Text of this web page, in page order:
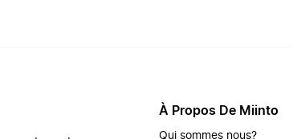
À Propos De Miinto
Qui sommes nous?